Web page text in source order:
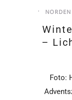
NORDEN
–
Foto: